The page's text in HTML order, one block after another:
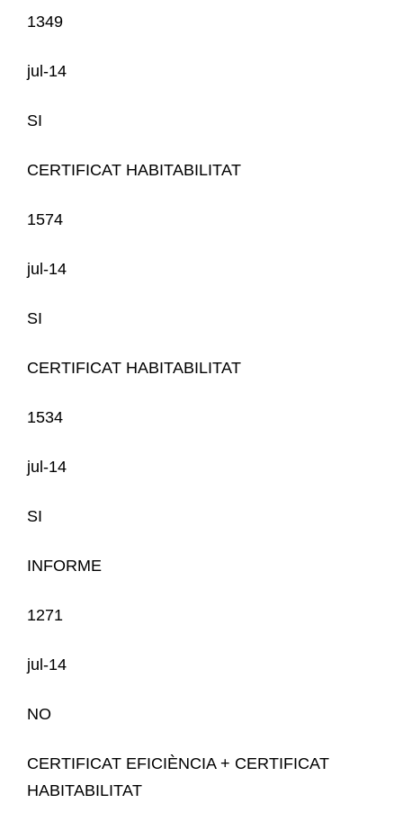
1349
jul-14
SI
CERTIFICAT HABITABILITAT
1574
jul-14
SI
CERTIFICAT HABITABILITAT
1534
jul-14
SI
INFORME
1271
jul-14
NO
CERTIFICAT EFICIÈNCIA + CERTIFICAT
HABITABILITAT